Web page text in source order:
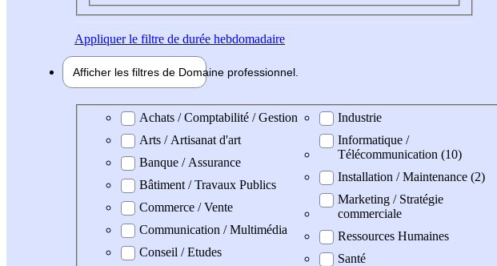
Appliquerle filtre de durée hebdomadaire
Afficher les filtres de Domaine professionnel
Domaine professionel
Achats / Comptabilité / Gestion
Arts / Artisanat d'art
Banque / Assurance
Bâtiment / Travaux Publics
Commerce / Vente
Communication / Multimédia
Conseil / Etudes
Industrie
Informatique /
Télécommunication (10)
Installation / Maintenance (2)
Marketing / Stratégie
commerciale
Ressources Humaines
Santé